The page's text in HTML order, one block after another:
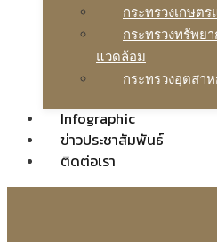
กระทรวงเกษต
กระทรวงทรัพย
แวดล้อม
กระทรวงอุตสา
Infographic
ข่าวประชาสัมพันธ์
ติดต่อเรา